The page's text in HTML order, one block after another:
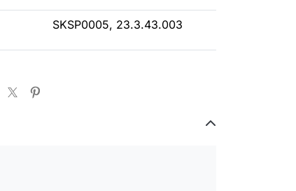
SKSP0005, 23.3.43.003